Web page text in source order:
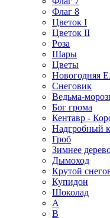
Флаг 8
Цветок I
Цветок II
Роза
Шары
Цветы
Новогодняя
Снеговик
Ведьма-
Бог грома
Кентавр -
Надгробный
Гроб
Зимнее
Дымоход
Крутой
Купидон
Шоколад
A
B